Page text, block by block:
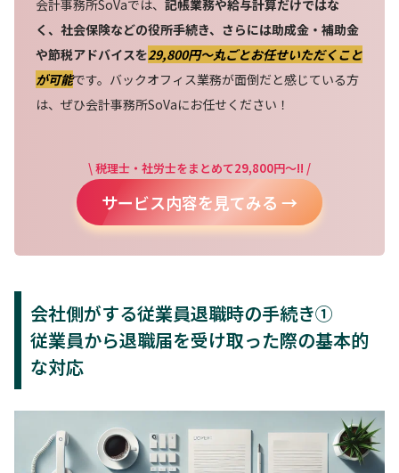
会計事務所SoVaでは、 記帳業務や給与計算だけではな
く、社会保険などの役所手続き、さらには助成金・補助金
や節税アドバイスを29,800円〜丸ごとお任せいただくこと
が可能です。バックオフィス業務が面倒だと感じている方
は、ぜひ会計事務所SoVaにお任せください！
\ 税理士・社労士をまとめて29,800円～!! /
サービス内容を見てみる →
会社側がする従業員退職時の手続き①
従業員から退職届を受け取った際の基本的
な対応